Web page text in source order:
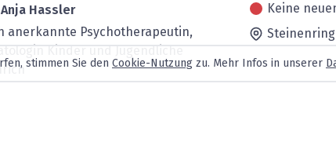
Hassler
anerkannte Psychotherapeutin,
Kinder und Jugendliche
Keine
Steinenring
stimmen Sie den Cookie-Nutzung zu. Mehr Infos in unserer